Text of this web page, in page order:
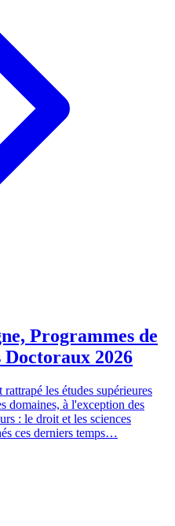
Programmes de
2026
les études supérieures
domaines, à l'exception des
: le droit et les sciences
ces derniers temps…